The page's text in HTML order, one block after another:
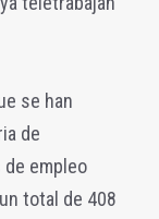
se han
de
empleo
total de 408